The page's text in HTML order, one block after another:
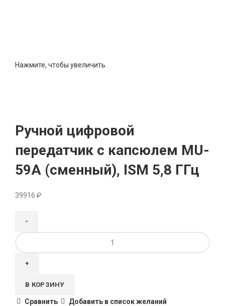
Нажмите, чтобы увеличить
Ручной цифровой
передатчик с капсюлем MU-
59A (сменный), ISM 5,8 ГГц
39916 ₽
В КОРЗИНУ
Сравнить
Добавить в список желаний